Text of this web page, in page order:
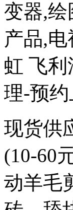
变器,
产品,
虹 飞
理-预
现货供
(10-60
动羊毛